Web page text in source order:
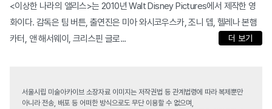
<이상한 나라의 앨리스>는 2010년 Walt Disney Pictures에서 제작한 영
화이다. 감독은 팀 버튼, 출연진은 미아 와시코우스카, 조니 뎁, 헬레나 본햄
카터, 앤 해서웨이, 크리스핀 글로...
더 보기
서울시립 미술아카이브 소장자료 이미지는 저작권법 등 관계법령에 따라 복제뿐만
아니라 전송, 배포 등 어떠한 방식으로도 무단 이용할 수 없으며,